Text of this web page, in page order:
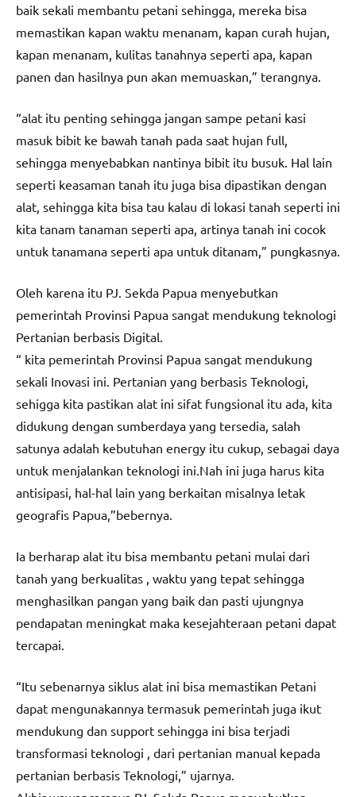
baik sekali membantu petani sehingga, mereka bisa
memastikan kapan waktu menanam, kapan curah hujan,
kapan menanam, kulitas tanahnya seperti apa, kapan
panen dan hasilnya pun akan memuaskan,” terangnya.
“alat itu penting sehingga jangan sampe petani kasi
masuk bibit ke bawah tanah pada saat hujan full,
sehingga menyebabkan nantinya bibit itu busuk. Hal lain
seperti keasaman tanah itu juga bisa dipastikan dengan
alat, sehingga kita bisa tau kalau di lokasi tanah seperti ini
kita tanam tanaman seperti apa, artinya tanah ini cocok
untuk tanamana seperti apa untuk ditanam,” pungkasnya.
Oleh karena itu PJ. Sekda Papua menyebutkan
pemerintah Provinsi Papua sangat mendukung teknologi
Pertanian berbasis Digital.
“ kita pemerintah Provinsi Papua sangat mendukung
sekali Inovasi ini. Pertanian yang berbasis Teknologi,
sehigga kita pastikan alat ini sifat fungsional itu ada, kita
didukung dengan sumberdaya yang tersedia, salah
satunya adalah kebutuhan energy itu cukup, sebagai daya
untuk menjalankan teknologi ini.Nah ini juga harus kita
antisipasi, hal-hal lain yang berkaitan misalnya letak
geografis Papua,”bebernya.
Ia berharap alat itu bisa membantu petani mulai dari
tanah yang berkualitas , waktu yang tepat sehingga
menghasilkan pangan yang baik dan pasti ujungnya
pendapatan meningkat maka kesejahteraan petani dapat
tercapai.
“Itu sebenarnya siklus alat ini bisa memastikan Petani
dapat mengunakannya termasuk pemerintah juga ikut
mendukung dan support sehingga ini bisa terjadi
transformasi teknologi , dari pertanian manual kepada
pertanian berbasis Teknologi,” ujarnya.